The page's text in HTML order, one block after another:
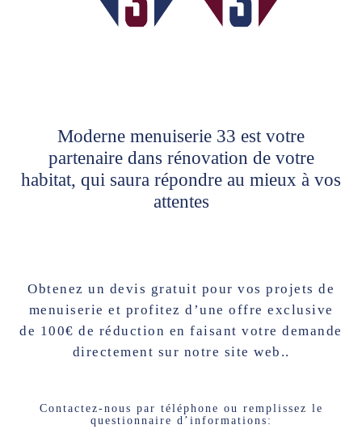
Moderne menuiserie 33 est votre
partenaire dans rénovation de votre
habitat, qui saura répondre au mieux à vos
attentes
Obtenez un devis gratuit pour vos projets de
menuiserie et profitez d’une offre exclusive
de 100€ de réduction en faisant votre demande
directement sur notre site web..
Contactez-nous par téléphone ou remplissez le
questionnaire d’informations: